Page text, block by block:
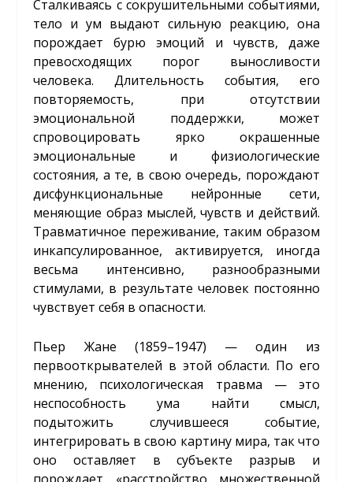
Сталкиваясь с сокрушительными событиями,
тело и ум выдают сильную реакцию, она
порождает бурю эмоций и чувств, даже
превосходящих порог выносливости
человека. Длительность события, его
повторяемость, при отсутствии
эмоциональной поддержки, может
спровоцировать ярко окрашенные
эмоциональные и физиологические
состояния, а те, в свою очередь, порождают
дисфункциональные нейронные сети,
меняющие образ мыслей, чувств и действий.
Травматичное переживание, таким образом
инкапсулированное, активируется, иногда
весьма интенсивно, разнообразными
стимулами, в результате человек постоянно
чувствует себя в опасности.
Пьер Жане (1859–1947) — один из
первооткрывателей в этой области. По его
мнению, психологическая травма — это
неспособность ума найти смысл,
подытожить случившееся событие,
интегрировать в свою картину мира, так что
оно оставляет в субъекте разрыв и